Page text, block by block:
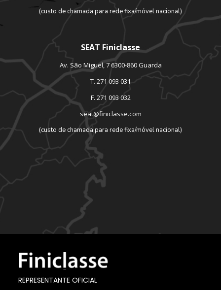
(custo de chamada para rede fixa/móvel nacional)
SEAT Finiclasse
Av. São Miguel, 7 6300-860 Guarda
T. 271 093 031
F. 271 093 032
seat@finiclasse.com
(custo de chamada para rede fixa/móvel nacional)
REPRESENTANTE OFICIAL